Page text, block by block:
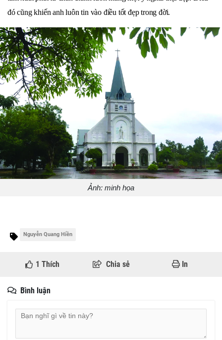
đó cũng khiến anh luôn tin vào điều tốt đẹp trong đời.
Ảnh: minh họa
Nguyễn Quang Hiền
1 Thích Chia sẻ In
Bình luận